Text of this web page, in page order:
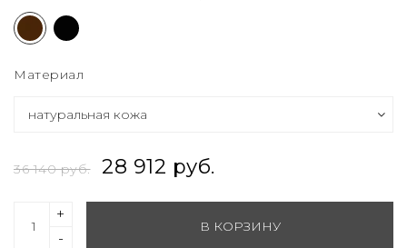
Материал
36 140 руб. 28 912 руб.
-
+
В КОРЗИНУ